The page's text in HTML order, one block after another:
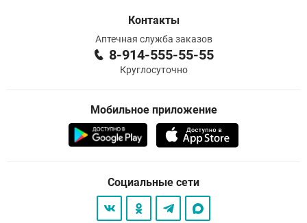
Контакты
Аптечная служба заказов
8-914-555-55-55
Круглосуточно
Мобильное приложение
Социальные сети